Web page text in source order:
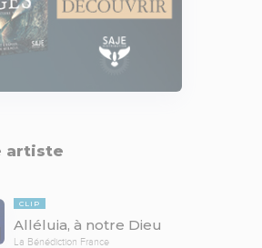
artiste
CLIP
Alléluia, à notre Dieu
La Bénédiction France